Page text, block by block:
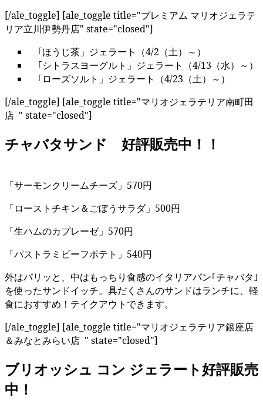
[/ale_toggle] [ale_toggle title="プレミアム マリオジェラテ
リア立川伊勢丹店" state="closed"]
｢ほうじ茶」ジェラート（4/2（土）～）
｢シトラスヨーグルト」ジェラート（4/13（水）～）
｢ローズソルト」ジェラート（4/23（土）～）
[/ale_toggle] [ale_toggle title="マリオジェラテリア南町田
店 " state="closed"]
チャバタサンド 好評販売中！！
「サーモンクリームチーズ」570円
「ローストチキン＆ごぼうサラダ」500円
「生ハムのカプレーゼ」570円
「パストラミビーフポテト」540円
外はパリッと、中はもっちり食感のイタリアパン｢チャバタ｣
を使ったサンドイッチ。具だくさんのサンドはランチに、軽
食におすすめ！テイクアウトできます。
[/ale_toggle] [ale_toggle title="マリオジェラテリア銀座店
＆みなとみらい店 " state="closed"]
ブリオッシュ コン ジェラート好評販売
中！